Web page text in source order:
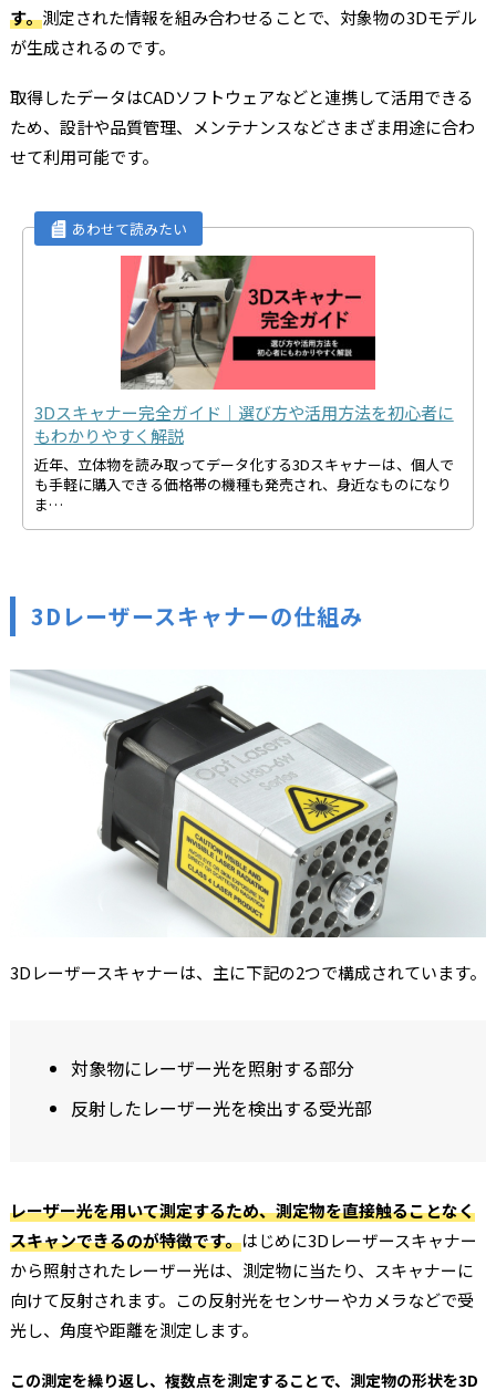
す。測定された情報を組み合わせることで、対象物の3Dモデル
が生成されるのです。
取得したデータはCADソフトウェアなどと連携して活用できる
ため、設計や品質管理、メンテナンスなどさまざま用途に合わ
せて利用可能です。
3Dスキャナー完全ガイド｜選び方や活用方法を初心者に
もわかりやすく解説
近年、立体物を読み取ってデータ化する3Dスキャナーは、個人で
も手軽に購入できる価格帯の機種も発売され、身近なものになり
ま…
3Dレーザースキャナーの仕組み
3Dレーザースキャナーは、主に下記の2つで構成されています。
対象物にレーザー光を照射する部分
反射したレーザー光を検出する受光部
レーザー光を用いて測定するため、測定物を直接触ることなく
スキャンできるのが特徴です。はじめに3Dレーザースキャナー
から照射されたレーザー光は、測定物に当たり、スキャナーに
向けて反射されます。この反射光をセンサーやカメラなどで受
光し、角度や距離を測定します。
この測定を繰り返し、複数点を測定することで、測定物の形状を3D